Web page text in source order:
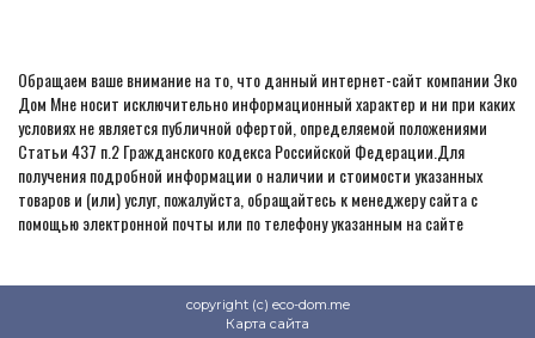
Обращаем ваше внимание на то, что данный интернет-сайт компании Эко
Дом Мне носит исключительно информационный характер и ни при каких
условиях не является публичной офертой, определяемой положениями
Статьи 437 п.2 Гражданского кодекса Российской Федерации.Для
получения подробной информации о наличии и стоимости указанных
товаров и (или) услуг, пожалуйста, обращайтесь к менеджеру сайта с
помощью электронной почты или по телефону указанным на сайте
copyright (c) eco-dom.me
Карта сайта